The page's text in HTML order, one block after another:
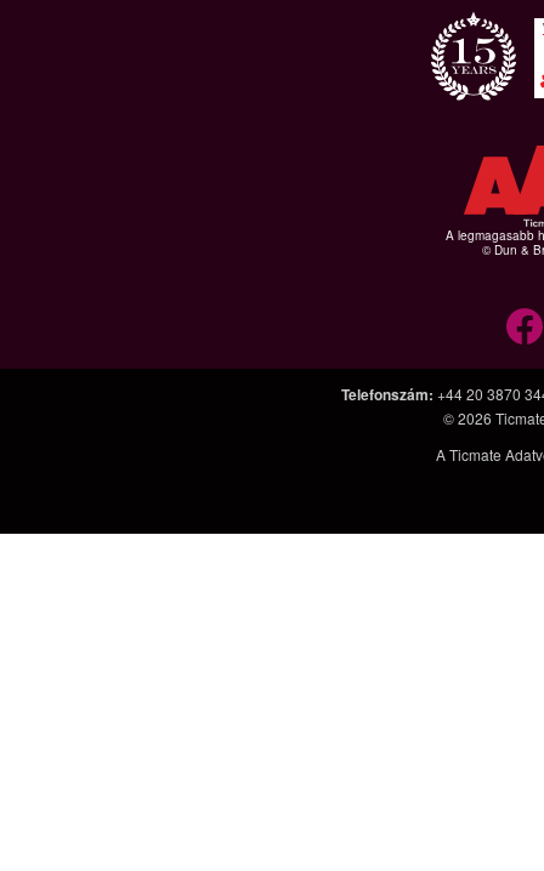
A legmagasabb
© Dun &
Telefonszám: +44 20 3870
© 2026
A Ticmate